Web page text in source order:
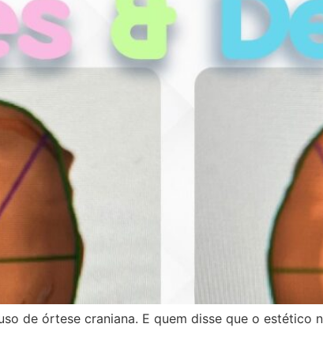
de órtese craniana. E quem disse que o estético